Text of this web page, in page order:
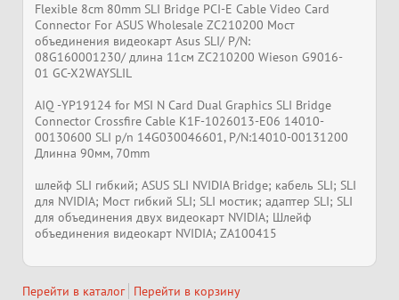
Flexible 8cm 80mm SLI Bridge PCI-E Cable Video Card
Connector For ASUS Wholesale ZC210200 Мост
объединения видеокарт Asus SLI/ P/N:
08G160001230/ длина 11см ZC210200 Wieson G9016-
01 GC-X2WAYSLIL
AIQ -YP19124 for MSI N Card Dual Graphics SLI Bridge
Connector Crossfire Cable K1F-1026013-E06 14010-
00130600 SLI p/n 14G030046601, P/N:14010-00131200
Длинна 90мм, 70mm
шлейф SLI гибкий; ASUS SLI NVIDIA Bridge; кабель SLI; SLI
для NVIDIA; Мост гибкий SLI; SLI мостик; адаптер SLI; SLI
для объединения двух видеокарт NVIDIA; Шлейф
объединения видеокарт NVIDIA; ZA100415
Перейти в каталог Перейти в корзину